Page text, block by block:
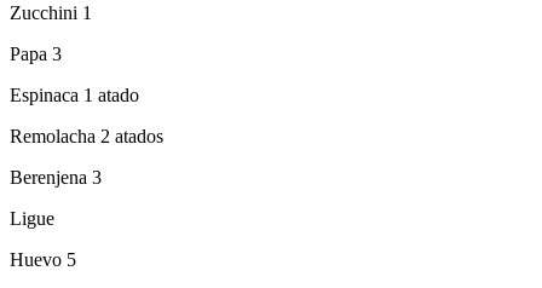
Zucchini 1
Papa 3
Espinaca 1 atado
Remolacha 2 atados
Berenjena 3
Ligue
Huevo 5